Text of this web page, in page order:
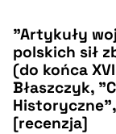
"Artykuły
polskich sił
(do końca
Błaszczyk,
Historyczne",
[recenzja]